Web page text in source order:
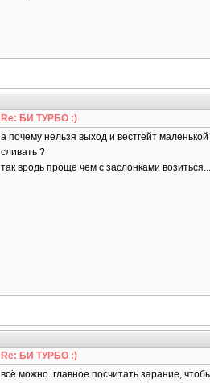
Re: БИ ТУРБО :)
а почему нельзя выход и вестгейт
сливать ?
так вродь проще чем с заслонками возиться...
Re: БИ ТУРБО :)
всё можно. главное посчитать зарание,